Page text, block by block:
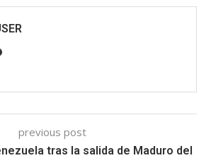
previous post
tras la salida de Maduro del